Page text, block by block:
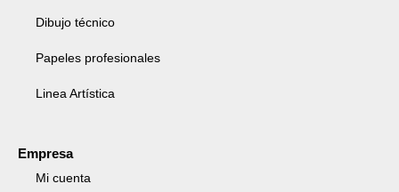
Dibujo técnico
Papeles profesionales
Linea Artística
Empresa
Mi cuenta